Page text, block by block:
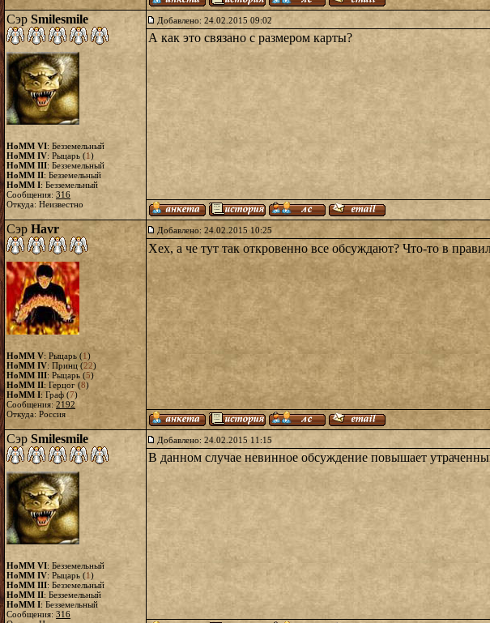
Сэр Smilesmile
HoMM VI: Безземельный
HoMM IV: Рыцарь (1)
HoMM III: Безземельный
HoMM II: Безземельный
HoMM I: Безземельный
Сообщения: 316
Откуда: Неизвестно
Добавлено: 24.02.2015 09:02
А как это связано с размером карты?
Сэр Havr
HoMM V: Рыцарь (1)
HoMM IV: Принц (22)
HoMM III: Рыцарь (5)
HoMM II: Герцог (8)
HoMM I: Граф (7)
Сообщения: 2192
Откуда: Россия
Добавлено: 24.02.2015 10:25
Хех, а че тут так откровенно все обсуждают? Что-то в
Сэр Smilesmile
HoMM VI: Безземельный
HoMM IV: Рыцарь (1)
HoMM III: Безземельный
HoMM II: Безземельный
HoMM I: Безземельный
Сообщения: 316
Добавлено: 24.02.2015 11:15
В данном случае невинное обсуждение повышает